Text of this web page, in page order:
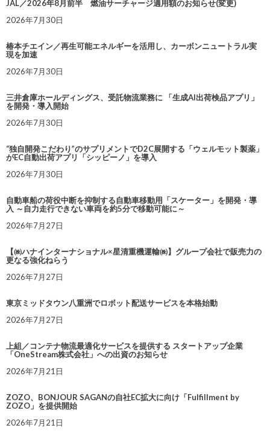
JAL／2026年8月前半 燃油サーチャージ適用額のお知らせ(変更)
2026年7月30日
椿本チエイン／再生可能エネルギーを活用し、カーボンニュートラル実
現を加速
2026年7月30日
三井倉庫ホールディングス、受託物流業務に 「生成AI出荷検品アプリ」
を開発・導入開始
2026年7月30日
“独自開発こだわり”のサプリメントでD2C展開する「ウェルモット製薬」
がEC自動出荷アプリ「シッピーノ」を導入
2026年7月30日
自動車船の荷役中断を抑制する自動車移動用「スケーター」を開発・導
入 ～自力走行できない車両を約5分で移動可能に～
2026年7月27日
【㈱ハナインターナショナル×星清重機運輸㈱】グループ会社で販売力の
更なる強化ねらう
2026年7月27日
東京ミッドタウン八重洲でロボット配送サービスを本格始動
2026年7月27日
上組／コンテナ物流最適化サービスを提供する スタートアップ企業
「OneStream株式会社」への出資のお知らせ
2026年7月21日
ZOZO、BONJOUR SAGANの自社EC拡大に向け「Fulfillment by
ZOZO」を提供開始
2026年7月21日